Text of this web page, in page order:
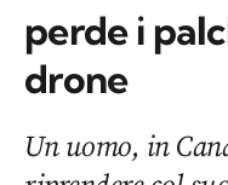
perde i
drone
Un uomo, in